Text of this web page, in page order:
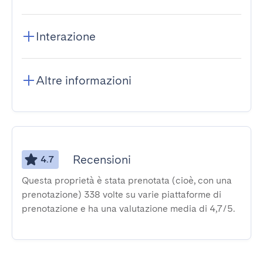
Interazione
Altre informazioni
4.7 Recensioni
Questa proprietà è stata prenotata (cioè, con una
prenotazione) 338 volte su varie piattaforme di
prenotazione e ha una valutazione media di 4,7/5.